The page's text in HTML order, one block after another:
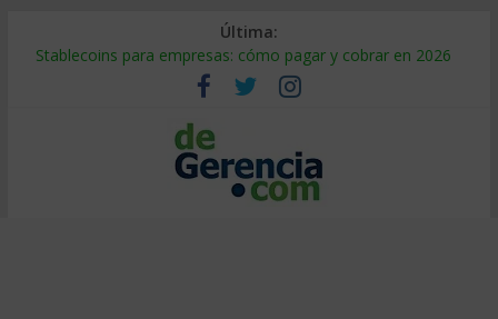
Última:
Stablecoins para empresas: cómo pagar y cobrar en 2026
Despido silencioso: qué es y por qué sale tan caro
IA en selección de personal: cómo auditarla a tiempo
Trabajo forzoso en la cadena de suministro: qué hacer
Mercado hispano de EE. UU.: cómo segmentarlo y venderle